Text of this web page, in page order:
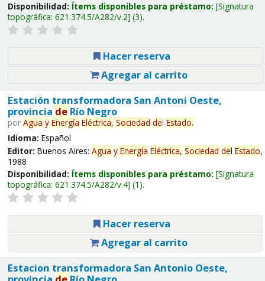
Disponibilidad: Ítems disponibles para préstamo: Signatura
topográfica: 621.374.5/A282/v.2 (3).
Hacer reserva
Agregar al carrito
Estación transformadora San Antoni Oeste,
provincia deRío Negro
por Agua y Energía Eléctrica, Sociedad del Estado.
Idioma: Español
Editor: Buenos Aires: Agua y Energía Eléctrica, Sociedad del Estado,
1988
Disponibilidad: Ítems disponibles para préstamo: Signatura
topográfica: 621.374.5/A282/v.4 (1).
Hacer reserva
Agregar al carrito
Estacion transformadora San Antonio Oeste,